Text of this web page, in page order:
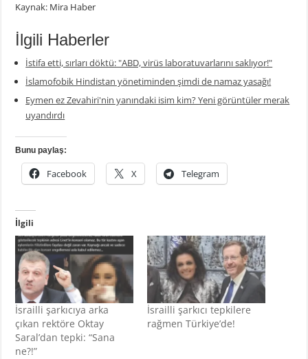
Kaynak: Mira Haber
İlgili Haberler
İstifa etti, sırları döktü: "ABD, virüs laboratuvarlarını saklıyor!"
İslamofobik Hindistan yönetiminden şimdi de namaz yasağı!
Eymen ez Zevahiri'nin yanındaki isim kim? Yeni görüntüler merak
uyandırdı
Bunu paylaş:
Facebook X Telegram
İlgili
İsrailli şarkıcıya arka
çıkan rektöre Oktay
Saral’dan tepki: “Sana
ne?!”
İsrailli şarkıcı tepkilere
rağmen Türkiye’de!